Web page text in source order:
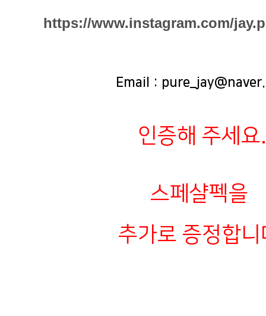
https://www.instagram.com/
Email :
인증해 주세요.
스페샬펙을
추가로 증정합니